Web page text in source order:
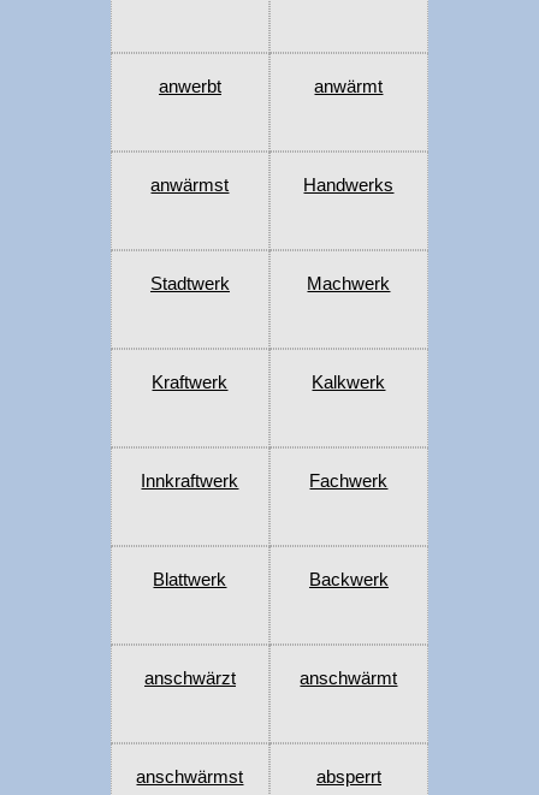
anwerbt anwärmt
anwärmst Handwerks
Stadtwerk Machwerk
Kraftwerk Kalkwerk
Innkraftwerk Fachwerk
Blattwerk Backwerk
anschwärzt anschwärmt
anschwärmst absperrt